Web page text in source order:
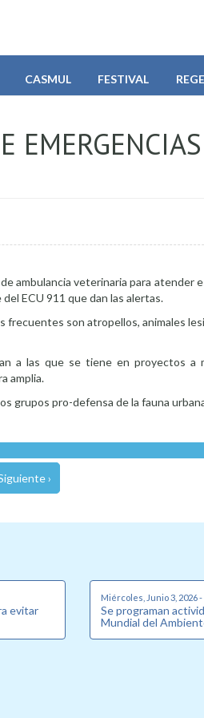
CASMUL FESTIVAL
ambulancia veterinaria para atender
ECU 911 que dan las alertas.
frecuentes son atropellos, animales
a las que se tiene en proyectos a
amplia.
grupos pro-defensa de la fauna
›
evitar
Miércoles, Junio 3, 2026 -
Se programan
Mundial del